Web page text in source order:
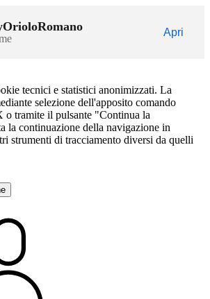
Apri
tecnici e statistici anonimizzati. La
selezione dell'apposito comando
o tramite il pulsante "Continua la
la continuazione della navigazione in
strumenti di tracciamento diversi da quelli